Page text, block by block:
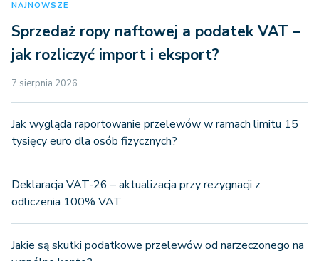
NAJNOWSZE
Sprzedaż ropy naftowej a podatek VAT –
jak rozliczyć import i eksport?
7 sierpnia 2026
Jak wygląda raportowanie przelewów w ramach limitu 15
tysięcy euro dla osób fizycznych?
Deklaracja VAT-26 – aktualizacja przy rezygnacji z
odliczenia 100% VAT
Jakie są skutki podatkowe przelewów od narzeczonego na